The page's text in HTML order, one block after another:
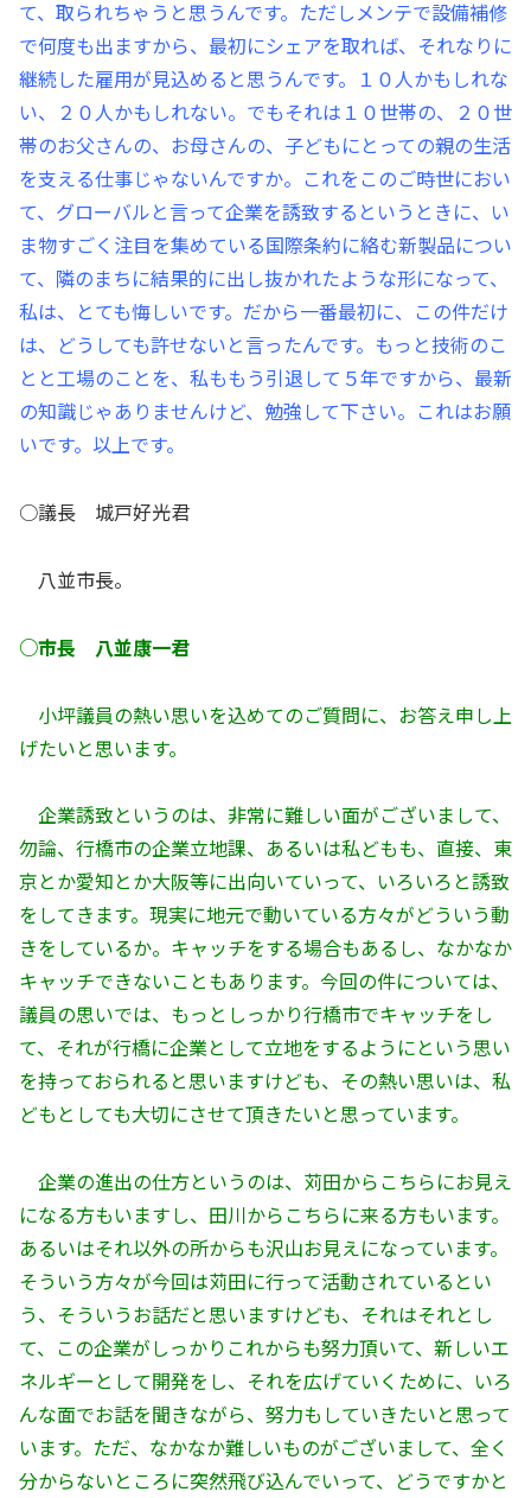
て、取られちゃうと思うんです。ただしメンテで設備補修
で何度も出ますから、最初にシェアを取れば、それなりに
継続した雇用が見込めると思うんです。１０人かもしれな
い、２０人かもしれない。でもそれは１０世帯の、２０世
帯のお父さんの、お母さんの、子どもにとっての親の生活
を支える仕事じゃないんですか。これをこのご時世におい
て、グローバルと言って企業を誘致するというときに、い
ま物すごく注目を集めている国際条約に絡む新製品につい
て、隣のまちに結果的に出し抜かれたような形になって、
私は、とても悔しいです。だから一番最初に、この件だけ
は、どうしても許せないと言ったんです。もっと技術のこ
とと工場のことを、私ももう引退して５年ですから、最新
の知識じゃありませんけど、勉強して下さい。これはお願
いです。以上です。
○議長 城戸好光君
八並市長。
○市長 八並康一君
小坪議員の熱い思いを込めてのご質問に、お答え申し上
げたいと思います。
企業誘致というのは、非常に難しい面がございまして、
勿論、行橋市の企業立地課、あるいは私どもも、直接、東
京とか愛知とか大阪等に出向いていって、いろいろと誘致
をしてきます。現実に地元で動いている方々がどういう動
きをしているか。キャッチをする場合もあるし、なかなか
キャッチできないこともあります。今回の件については、
議員の思いでは、もっとしっかり行橋市でキャッチをし
て、それが行橋に企業として立地をするようにという思い
を持っておられると思いますけども、その熱い思いは、私
どもとしても大切にさせて頂きたいと思っています。
企業の進出の仕方というのは、苅田からこちらにお見え
になる方もいますし、田川からこちらに来る方もいます。
あるいはそれ以外の所からも沢山お見えになっています。
そういう方々が今回は苅田に行って活動されているとい
う、そういうお話だと思いますけども、それはそれとし
て、この企業がしっかりこれからも努力頂いて、新しいエ
ネルギーとして開発をし、それを広げていくために、いろ
んな面でお話を聞きながら、努力もしていきたいと思って
います。ただ、なかなか難しいものがございまして、全く
分からないところに突然飛び込んでいって、どうですかと